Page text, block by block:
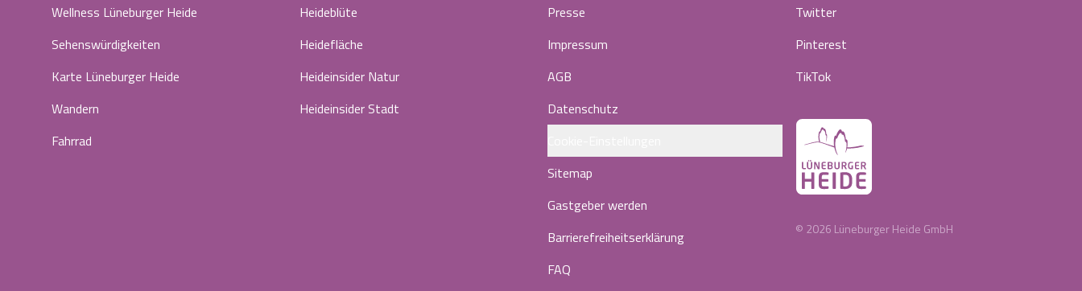
Wellness Lüneburger Heide
Sehenswürdigkeiten
Karte Lüneburger Heide
Wandern
Fahrrad
Heideblüte
Heidefläche
Heideinsider Natur
Heideinsider Stadt
Presse
Impressum
AGB
Datenschutz
Sitemap
Gastgeber werden
Barrierefreiheitserklärung
FAQ
Twitter
Pinterest
TikTok
© 2026 Lüneburger Heide GmbH